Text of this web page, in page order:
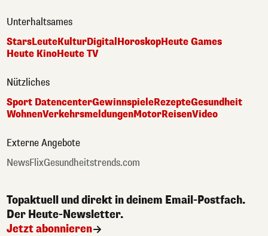
Unterhaltsames
StarsLeuteKulturDigital HoroskopHeute Games
Heute KinoHeute TV
Nützliches
Sport DatencenterGewinnspieleRezepteGesundheit
WohnenVerkehrsmeldungenMotorReisenVideo
Externe Angebote
NewsFlixGesundheitstrends.com
Topaktuell und direkt in deinem Email-Postfach.
Der Heute-Newsletter.
Jetzt abonnieren